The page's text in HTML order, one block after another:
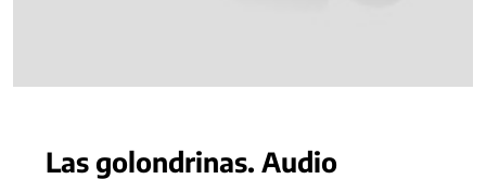
Las golondrinas. Audio